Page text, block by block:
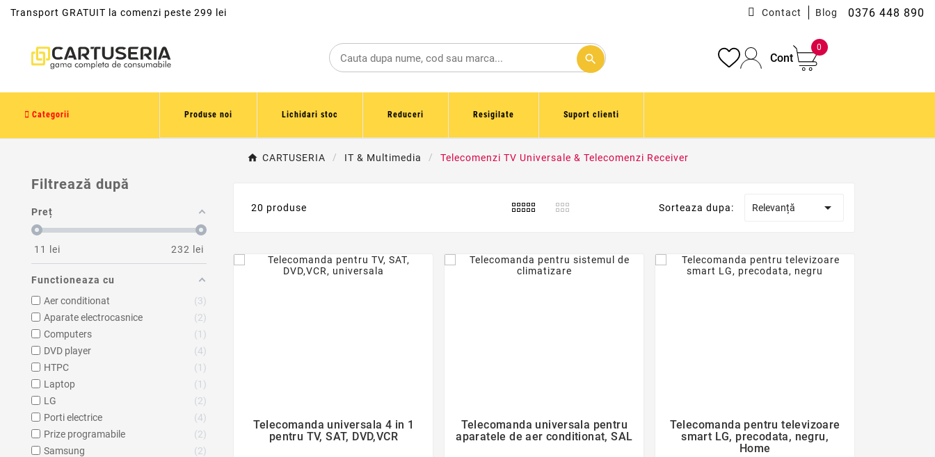
0376 448 890
Transport GRATUIT la comenzi peste 299 lei Contact Blog
search Cont
0
Categorii Produse noi Lichidari stoc Reduceri Resigilate Suport clienti
CARTUSERIA IT & Multimedia Telecomenzi TV Universale & Telecomenzi Receiver
Filtrează după
Preț
11 lei 232 lei
Functioneaza cu
Aer conditionat
3
Aparate electrocasnice
2
Computers
1
DVD player
4
HTPC
1
Laptop
1
LG
2
Porti electrice
4
Prize programabile
2
Samsung
2
20 produse Sorteaza dupa: Relevanță 

Telecomanda universala 4 in 1
pentru TV, SAT, DVD,VCR

Telecomanda universala pentru
aparatele de aer conditionat, SAL

Telecomanda pentru televizoare
smart LG, precodata, negru,
Home